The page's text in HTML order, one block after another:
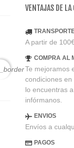
VENTAJAS DE
A partir de
COMPRA AL
Te mejoramos
condiciones
lo encuentras
infórmanos.
ENVIOS
Envíos a
PAGOS